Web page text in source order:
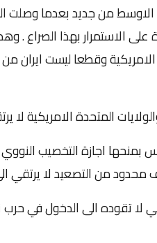
الاوسط من جديد بعدما وصلت
الاستمرار بهذا الصراع .
وقطعا ليست ايران
بمنحها اجازة التخصيب
من التصعيد لا يرتقي
لا تقوده الى الدخول في